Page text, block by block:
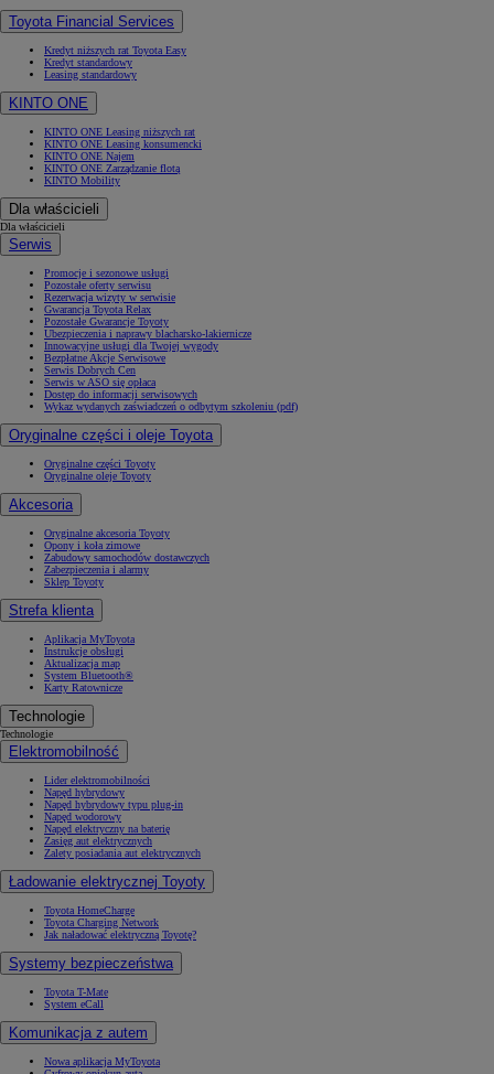
Toyota Financial Services
Kredyt niższych rat Toyota Easy
Kredyt standardowy
Leasing standardowy
KINTO ONE
KINTO ONE Leasing niższych rat
KINTO ONE Leasing konsumencki
KINTO ONE Najem
KINTO ONE Zarządzanie flotą
KINTO Mobility
Dla właścicieli
Dla właścicieli
Serwis
Promocje i sezonowe usługi
Pozostałe oferty serwisu
Rezerwacja wizyty w serwisie
Gwarancja Toyota Relax
Pozostałe Gwarancje Toyoty
Ubezpieczenia i naprawy blacharsko-lakiernicze
Innowacyjne usługi dla Twojej wygody
Bezpłatne Akcje Serwisowe
Serwis Dobrych Cen
Serwis w ASO się opłaca
Dostęp do informacji serwisowych
Wykaz wydanych zaświadczeń o odbytym szkoleniu (pdf)
Oryginalne części i oleje Toyota
Oryginalne części Toyoty
Oryginalne oleje Toyoty
Akcesoria
Oryginalne akcesoria Toyoty
Opony i koła zimowe
Zabudowy samochodów dostawczych
Zabezpieczenia i alarmy
Sklep Toyoty
Strefa klienta
Aplikacja MyToyota
Instrukcje obsługi
Aktualizacja map
System Bluetooth®
Karty Ratownicze
Technologie
Technologie
Elektromobilność
Lider elektromobilności
Napęd hybrydowy
Napęd hybrydowy typu plug-in
Napęd wodorowy
Napęd elektryczny na baterię
Zasięg aut elektrycznych
Zalety posiadania aut elektrycznych
Ładowanie elektrycznej Toyoty
Toyota HomeCharge
Toyota Charging Network
Jak naładować elektryczną Toyotę?
Systemy bezpieczeństwa
Toyota T-Mate
System eCall
Komunikacja z autem
Nowa aplikacja MyToyota